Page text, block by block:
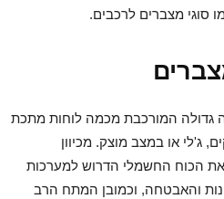
סוגי מצברים לרכבים.
גדולה המורכבת מכמה לוחות מתכת
ג'לי או במצב מוצק. מכיוון
הכוח החשמלי הדרוש למערכות
והאבטחה, וכמובן המתח הרב